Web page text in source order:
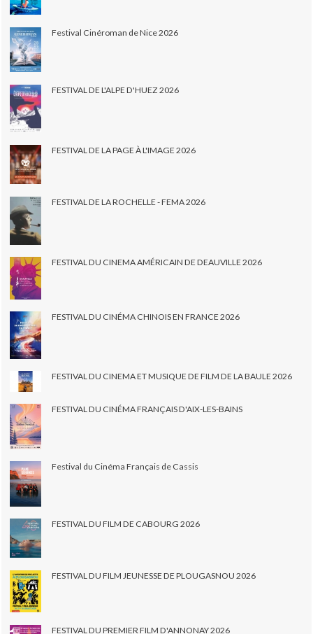
Festival Cinéroman de Nice 2026
FESTIVAL DE L'ALPE D'HUEZ 2026
FESTIVAL DE LA PAGE À L'IMAGE 2026
FESTIVAL DE LA ROCHELLE - FEMA 2026
FESTIVAL DU CINEMA AMÉRICAIN DE DEAUVILLE 2026
FESTIVAL DU CINÉMA CHINOIS EN FRANCE 2026
FESTIVAL DU CINEMA ET MUSIQUE DE FILM DE LA BAULE 2026
FESTIVAL DU CINÉMA FRANÇAIS D'AIX-LES-BAINS
Festival du Cinéma Français de Cassis
FESTIVAL DU FILM DE CABOURG 2026
FESTIVAL DU FILM JEUNESSE DE PLOUGASNOU 2026
FESTIVAL DU PREMIER FILM D'ANNONAY 2026